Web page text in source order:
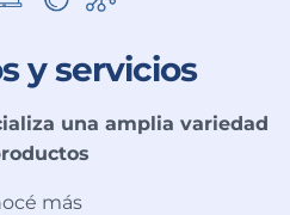
y servicios
una amplia variedad
más